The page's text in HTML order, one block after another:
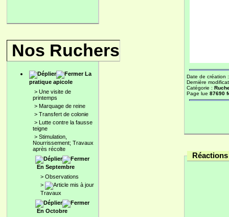
Nos Ruchers
La
pratique apicole
> Une visite de
printemps
> Marquage de reine
> Transfert de colonie
> Lutte contre la fausse
teigne
> Stimulation,
Nourrissement; Travaux
après récolte
En Septembre
> Observations
>
Travaux
En Octobre
Date de création
Dernière
Catégorie :
Page lue 87690